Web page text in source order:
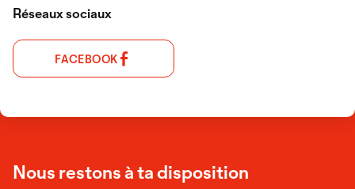
Réseaux sociaux
FACEBOOK
Nous restons à ta disposition